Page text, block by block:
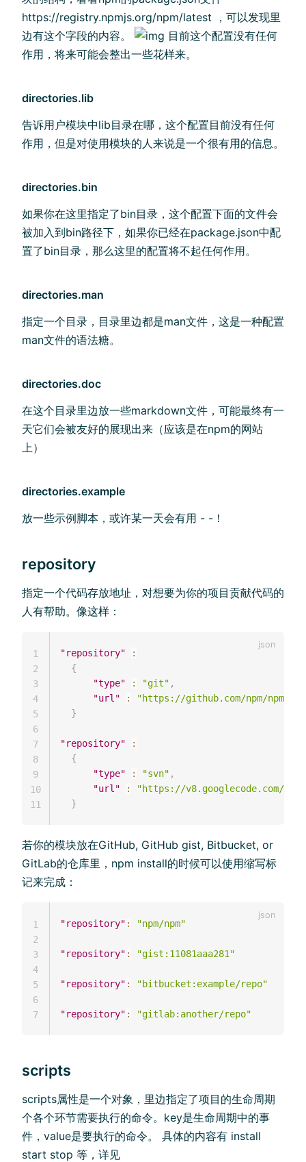
https://registry.npmjs.org/npm/latest ，可以发现里
边有这个字段的内容。
目前这个配置没有任何
作用，将来可能会整出一些花样来。
directories.lib
告诉用户模块中lib目录在哪，这个配置目前没有任何
作用，但是对使用模块的人来说是一个很有用的信息。
directories.bin
如果你在这里指定了bin目录，这个配置下面的文件会
被加入到bin路径下，如果你已经在package.json中配
置了bin目录，那么这里的配置将不起任何作用。
directories.man
指定一个目录，目录里边都是man文件，这是一种配置
man文件的语法糖。
directories.doc
在这个目录里边放一些markdown文件，可能最终有一
天它们会被友好的展现出来（应该是在npm的网站
上）
directories.example
放一些示例脚本，或许某一天会有用 - -！
repository
指定一个代码存放地址，对想要为你的项目贡献代码的
人有帮助。像这样：
"repository"
:
{
"type"
: "git" ,
"url"
:
"https://github.com/npm/
}
"repository"
:
{
"type"
: "svn" ,
"url"
:
"https://v8.googlecode.com/
}
1
2
3
4
5
6
7
8
9
10
11
若你的模块放在GitHub, GitHub gist, Bitbucket, or
GitLab的仓库里，npm install的时候可以使用缩写标
记来完成：
"repository" : "npm/npm"
"repository" : "gist:11081aaa281"
"repository" : "bitbucket:example/repo"
"repository" : "gitlab:another/repo"
1
2
3
4
5
6
7
scripts
scripts属性是一个对象，里边指定了项目的生命周期
个各个环节需要执行的命令。key是生命周期中的事
件，value是要执行的命令。 具体的内容有 install
start stop 等，详见